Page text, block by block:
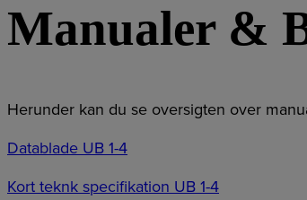
Manualer &
Herunder kan du se oversigten over
Datablade UB 1-4
Kort teknk specifikation UB 1-4